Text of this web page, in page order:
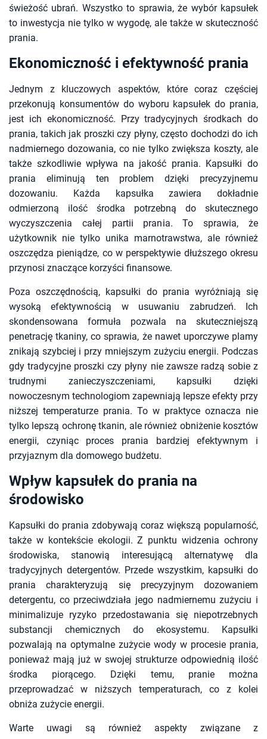
świeżość ubrań. Wszystko to sprawia, że wybór kapsułek
to inwestycja nie tylko w wygodę, ale także w skuteczność
prania.
Ekonomiczność i efektywność prania
Jednym z kluczowych aspektów, które coraz częściej
przekonują konsumentów do wyboru kapsułek do prania,
jest ich ekonomiczność. Przy tradycyjnych środkach do
prania, takich jak proszki czy płyny, często dochodzi do ich
nadmiernego dozowania, co nie tylko zwiększa koszty, ale
także szkodliwie wpływa na jakość prania. Kapsułki do
prania eliminują ten problem dzięki precyzyjnemu
dozowaniu. Każda kapsułka zawiera dokładnie
odmierzoną ilość środka potrzebną do skutecznego
wyczyszczenia całej partii prania. To sprawia, że
użytkownik nie tylko unika marnotrawstwa, ale również
oszczędza pieniądze, co w perspektywie dłuższego okresu
przynosi znaczące korzyści finansowe.
Poza oszczędnością, kapsułki do prania wyróżniają się
wysoką efektywnością w usuwaniu zabrudzeń. Ich
skondensowana formuła pozwala na skuteczniejszą
penetrację tkaniny, co sprawia, że nawet uporczywe plamy
znikają szybciej i przy mniejszym zużyciu energii. Podczas
gdy tradycyjne proszki czy płyny nie zawsze radzą sobie z
trudnymi zanieczyszczeniami, kapsułki dzięki
nowoczesnym technologiom zapewniają lepsze efekty przy
niższej temperaturze prania. To w praktyce oznacza nie
tylko lepszą ochronę tkanin, ale również obniżenie kosztów
energii, czyniąc proces prania bardziej efektywnym i
przyjaznym dla domowego budżetu.
Wpływ kapsułek do prania na
środowisko
Kapsułki do prania zdobywają coraz większą popularność,
także w kontekście ekologii. Z punktu widzenia ochrony
środowiska, stanowią interesującą alternatywę dla
tradycyjnych detergentów. Przede wszystkim, kapsułki do
prania charakteryzują się precyzyjnym dozowaniem
detergentu, co przeciwdziała jego nadmiernemu zużyciu i
minimalizuje ryzyko przedostawania się niepotrzebnych
substancji chemicznych do ekosystemu. Kapsułki
pozwalają na optymalne zużycie wody w procesie prania,
ponieważ mają już w swojej strukturze odpowiednią ilość
środka piorącego. Dzięki temu, pranie można
przeprowadzać w niższych temperaturach, co z kolei
obniża zużycie energii.
Warte uwagi są również aspekty związane z